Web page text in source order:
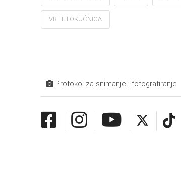
VRT ILI OKUĆNICA
Protokol za snimanje i fotografiranje